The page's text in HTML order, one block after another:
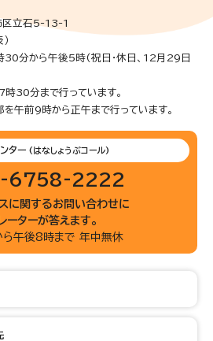
区立石5-13-1
分から午後5時(祝日・休日、12月29日
30分まで行っています。
午前9時から正午まで行っています。
ター (はなしょうぶコール)
6758-2222
に関するお問い合わせに
ーターが答えます。
午後8時まで 年中無休